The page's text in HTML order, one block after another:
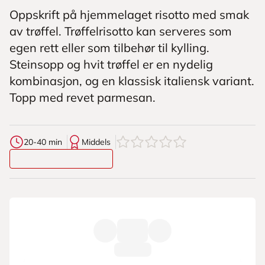
Oppskrift på hjemmelaget risotto med smak
av trøffel. Trøffelrisotto kan serveres som
egen rett eller som tilbehør til kylling.
Steinsopp og hvit trøffel er en nydelig
kombinasjon, og en klassisk italiensk variant.
Topp med revet parmesan.
20-40 min Middels 0av5stjerner